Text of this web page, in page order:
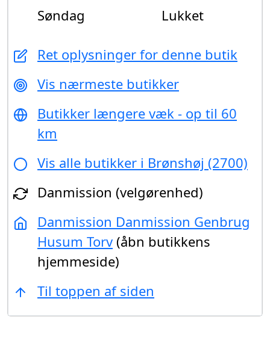
Søndag
Lukket
Ret oplysninger for denne butik
Vis nærmeste butikker
Butikker længere væk - op til 60
km
Vis alle butikker i Brønshøj (2700)
Danmission (velgørenhed)
Danmission Danmission Genbrug
Husum Torv (åbn butikkens
hjemmeside)
Til toppen af siden